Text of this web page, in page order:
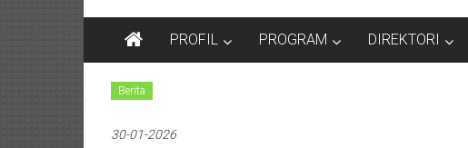
PROFIL PROGRAM DIREKTORI
Berita
30-01-2026